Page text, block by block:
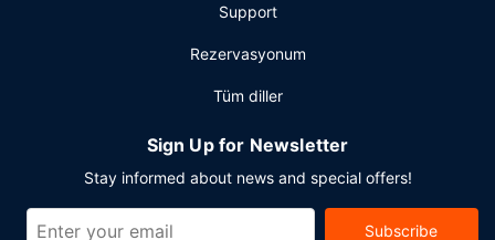
Support
Rezervasyonum
Tüm diller
Sign Up for Newsletter
Stay informed about news and special offers!
Subscribe